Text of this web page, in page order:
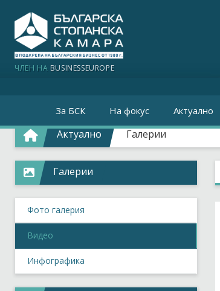
ЧЛЕН НА BUSINESSEUROPE
За БСК На фокус Актуално
Актуално Галерии
Галерии
Фото галерия
Видео
Инфографика